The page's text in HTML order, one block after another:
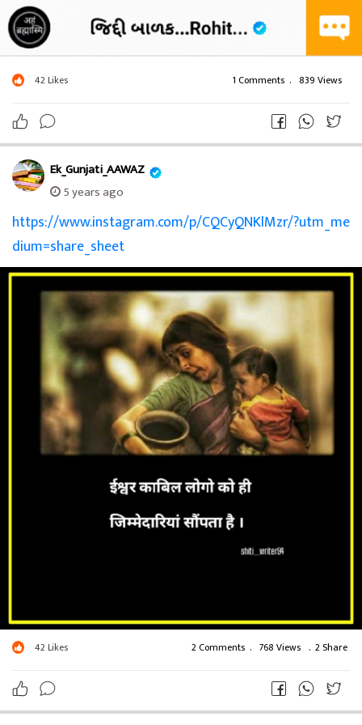
યોગ્ય પ્રતિભાવ આપશો...
જય શ્રી કૃષ્ણ...
42Likes 1 Comments . 839 Views
Ek_Gunjati_AAWAZ
5 years ago
https://www.instagram.com/p/CQCyQNKlMzr/?utm_me
dium=share_sheet
42Likes 2 Comments . 768 Views . 2 Share